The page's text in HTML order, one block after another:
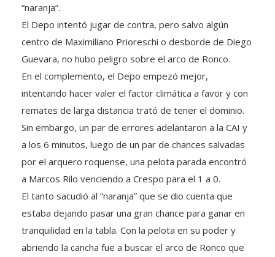
“naranja”.
El Depo intentó jugar de contra, pero salvo algún
centro de Maximiliano Prioreschi o desborde de Diego
Guevara, no hubo peligro sobre el arco de Ronco.
En el complemento, el Depo empezó mejor,
intentando hacer valer el factor climática a favor y con
remates de larga distancia trató de tener el dominio.
Sin embargo, un par de errores adelantaron a la CAI y
a los 6 minutos, luego de un par de chances salvadas
por el arquero roquense, una pelota parada encontró
a Marcos Rilo venciendo a Crespo para el 1 a 0.
El tanto sacudió al “naranja” que se dio cuenta que
estaba dejando pasar una gran chance para ganar en
tranquilidad en la tabla. Con la pelota en su poder y
abriendo la cancha fue a buscar el arco de Ronco que